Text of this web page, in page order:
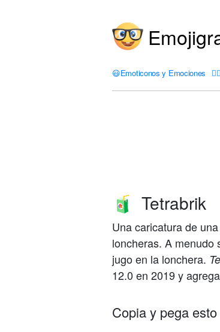
😃Emoticonos y Emociones 🤦‍♀️
🧃 Tetrabrik
Una caricatura de
loncheras. A menudo
jugo en la lonchera.
12.0 en 2019 y
Copia y pega esto